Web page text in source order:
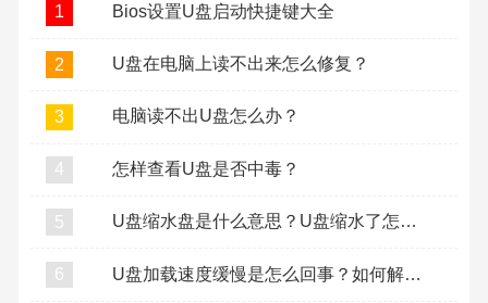
1 Bios设置U盘启动快捷键大全
2 U盘在电脑上读不出来怎么修复？
3 电脑读不出U盘怎么办？
4 怎样查看U盘是否中毒？
5 U盘缩水盘是什么意思？U盘缩水了怎么复原？
6 U盘加载速度缓慢是怎么回事？如何解决U盘加载缓慢？